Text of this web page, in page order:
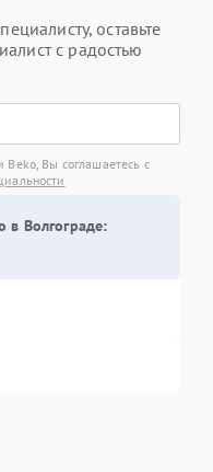
оставьте
с радостью
Beko, Вы соглашаетесь с
в Волгограде: